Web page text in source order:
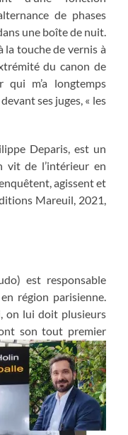
de phases
une boîte de nuit.
la touche de vernis à
du canon de
m’a longtemps
ses juges, « les
Deparis, est un
vit de l’intérieur en
agissent et
Mareuil, 2021,
est responsable
région parisienne.
on lui doit plusieurs
son tout premier